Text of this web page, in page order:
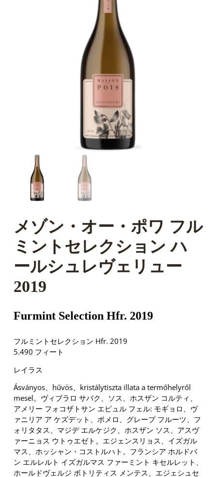
メゾン・オー・ポワ フル
ミントセレクション ハ
ールシュレヴェリュー
2019
Furmint Selection Hfr. 2019
フルミントセレクション Hfr. 2019
5.490 フィート
レイラス
Ásványos、hűvös、kristálytiszta illata a termőhelyről
mesel。ヴィブラロ サバク、ソス、ホスザン コルティ、
アメリー フォコザトサン エピュル フェル: モギョロ、ヴ
ァニリア ア ケズデット、ポメロ、グレープ フルーツ、フ
ォリタタス、マジデ エルケジク、ホスザン ソス、アスヴ
ァーニョス ウトゥエゼト。エジェンスリョス、イズガル
マス、ホッシャン・コストルハト。フランシア ホルドバ
ン エルレルト イズガルマス ファーミント キセルレット、
ホールドヴェルジ ボトリティス メンテス、エジェシュセ